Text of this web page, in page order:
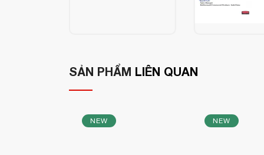
SẢN PHẨM LIÊN QUAN
NEW NEW